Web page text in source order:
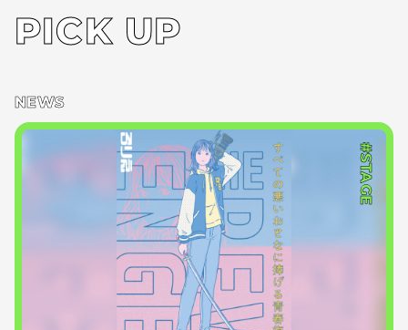
PICK UP
NEWS
#STAGE